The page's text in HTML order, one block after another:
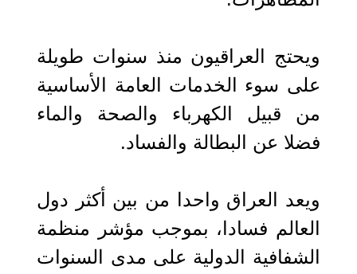
ويحتج العراقيون منذ سنوات طويلة
على سوء الخدمات العامة الأساسية
من قبيل الكهرباء والصحة والماء
فضلا عن البطالة والفساد.
ويعد العراق واحدا من بين أكثر دول
العالم فسادا، بموجب مؤشر منظمة
الشفافية الدولية على مدى السنوات